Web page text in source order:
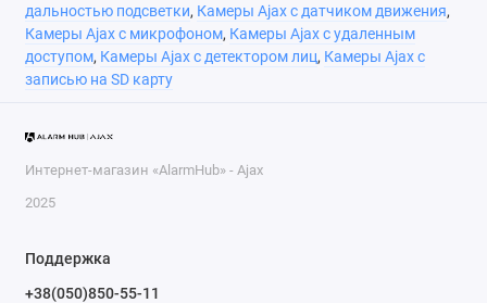
дальностью подсветки, Камеры Ajax с датчиком движения,
Камеры Ajax с микрофоном, Камеры Ajax с удаленным
доступом, Камеры Ajax с детектором лиц, Камеры Ajax с
записью на SD карту
Интернет-магазин «AlarmHub» - Ajax
2025
Поддержка
+38(050)850-55-11